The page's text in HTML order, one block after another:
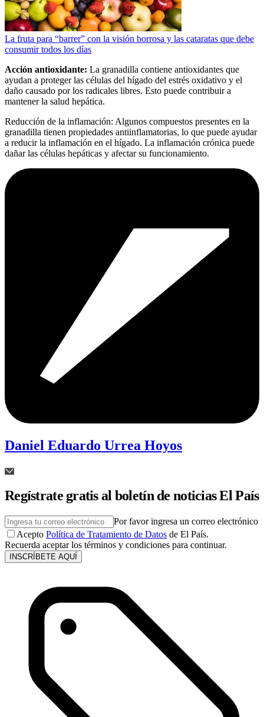
La fruta para “barrer” con la visión borrosa y las cataratas que debe
consumir todos los días
Acción antioxidante: La granadilla contiene antioxidantes que
ayudan a proteger las células del hígado del estrés oxidativo y el
daño causado por los radicales libres. Esto puede contribuir a
mantener la salud hepática.
Reducción de la inflamación: Algunos compuestos presentes en la
granadilla tienen propiedades antiinflamatorias, lo que puede ayudar
a reducir la inflamación en el hígado. La inflamación crónica puede
dañar las células hepáticas y afectar su funcionamiento.
Daniel Eduardo Urrea Hoyos
Regístrate gratis al boletín de noticias El País
Por favor ingresa un correo electrónico
Acepto Política de Tratamiento de Datos de El País.
Recuerda aceptar los términos y condiciones para continuar.
INSCRÍBETE AQUÍ